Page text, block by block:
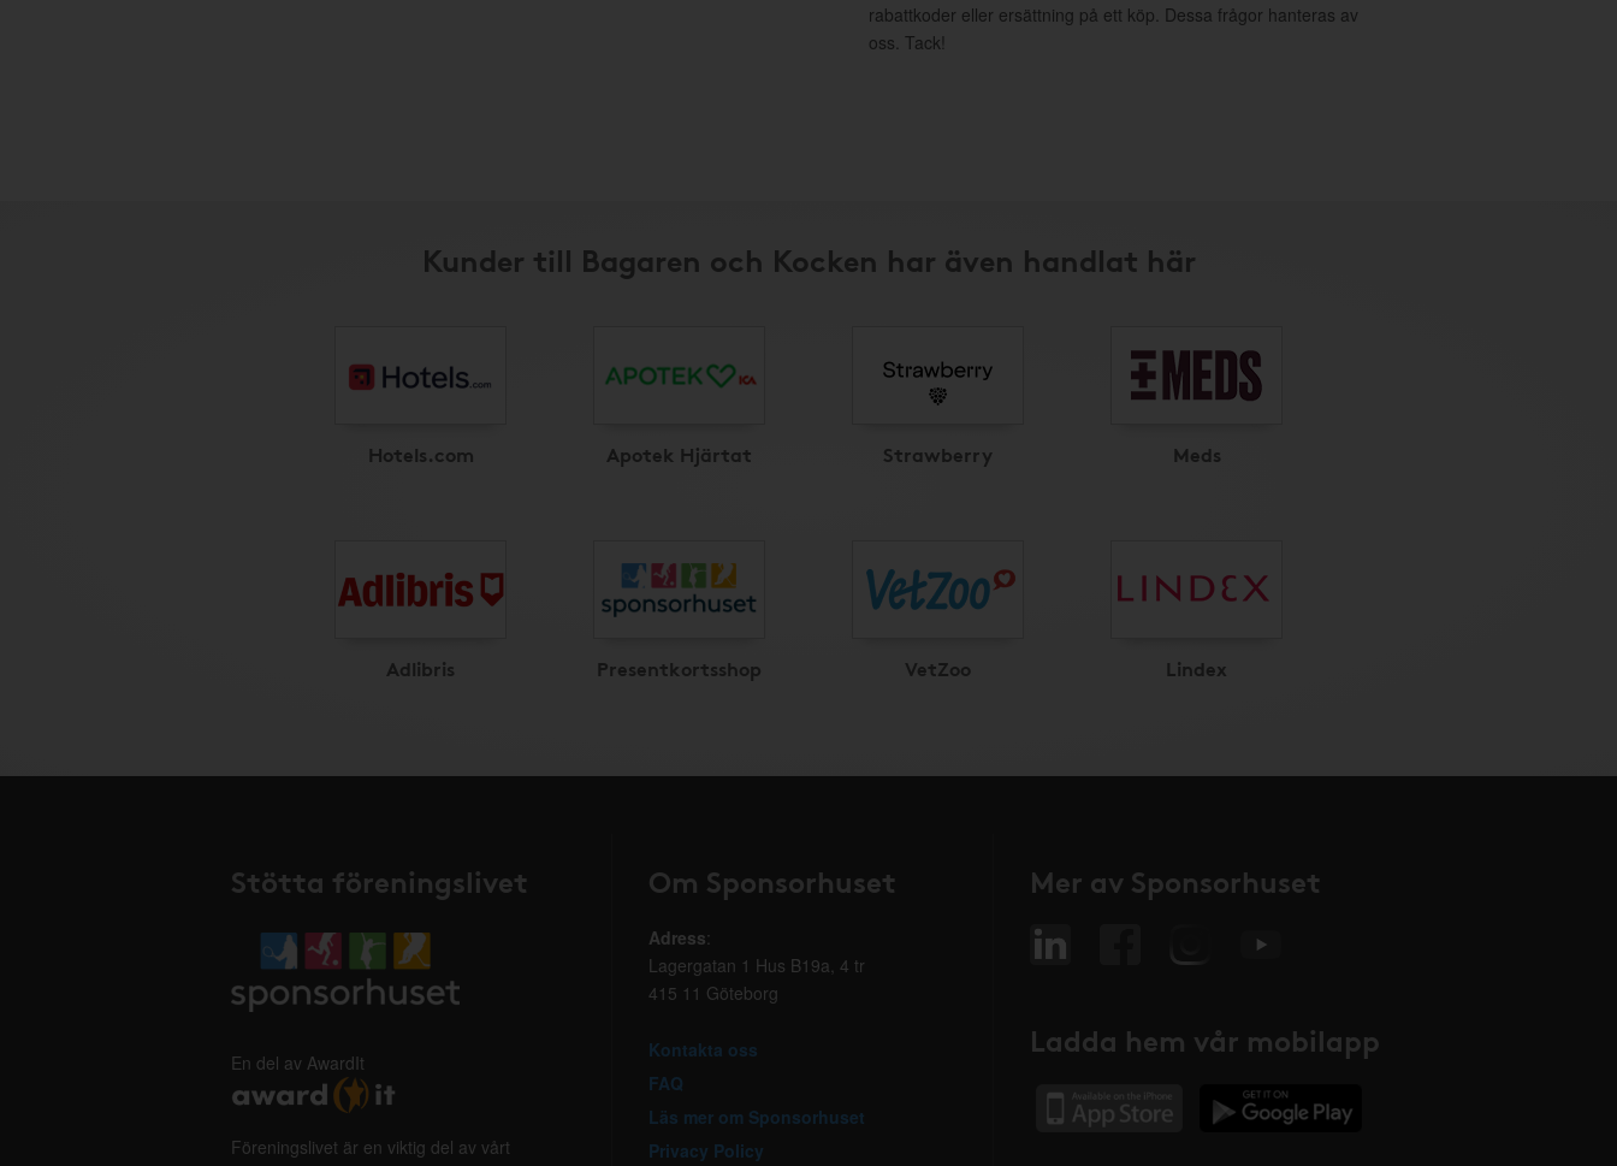
rabattkoder eller ersättning på ett köp. Dessa frågor hanteras av
oss. Tack!
Kunder till Bagaren och Kocken har även handlat här
Hotels.com Apotek Hjärtat Strawberry Meds
Adlibris Presentkortsshop VetZoo Lindex
Stötta föreningslivet
En del av AwardIt
Föreningslivet är en viktig del av vårt
Om Sponsorhuset
Adress:
Lagergatan 1 Hus B19a, 4 tr
415 11 Göteborg
Kontakta oss
FAQ
Läs mer om Sponsorhuset
Privacy Policy
Mer av Sponsorhuset
Ladda hem vår mobilapp